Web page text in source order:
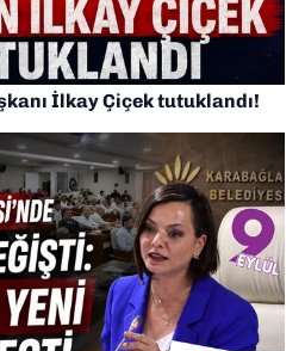
İlkay Çiçek tutuklandı!